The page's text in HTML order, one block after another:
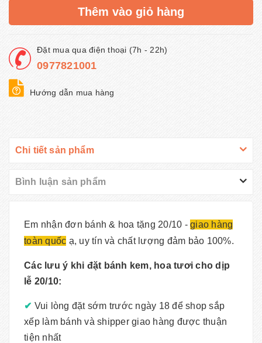
Thêm vào giỏ hàng
Đặt mua qua điện thoại (7h - 22h)
0977821001
Hướng dẫn mua hàng
Chi tiết sản phẩm
Bình luận sản phẩm
Em nhận đơn bánh & hoa tặng 20/10 - giao hàng
toàn quốc ạ, uy tín và chất lượng đảm bảo 100%.
Các lưu ý khi đặt bánh kem, hoa tươi cho dịp
lễ 20/10:
✔ Vui lòng đặt sớm trước ngày 18 để shop sắp
xếp làm bánh và shipper giao hàng được thuận
tiện nhất